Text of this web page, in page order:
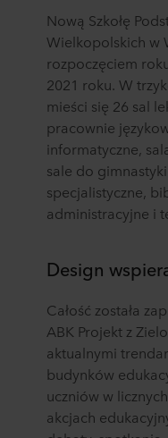
Nową Szkołę
Wielkopolskich w
rozpoczęciem
2021 roku. W
mieści się 26 sal
pracownie
informatyczne,
sale do
specjalistyczne,
administracyjne i
Design
Całość została
ABK Projekt z
aktualnymi
budynków
uczniów w
akcjach